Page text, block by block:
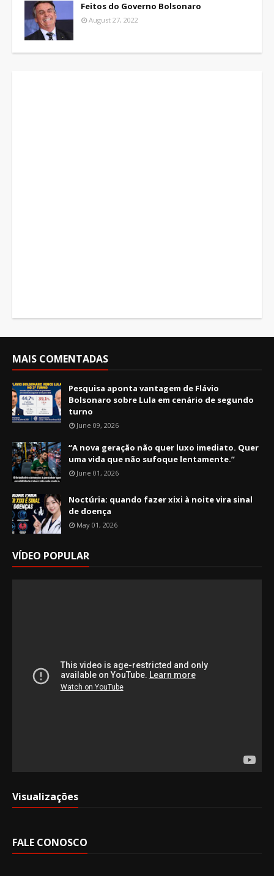
Feitos do Governo Bolsonaro
August 27, 2022
MAIS COMENTADAS
Pesquisa aponta vantagem de Flávio
Bolsonaro sobre Lula em cenário de segundo
turno
June 09, 2026
“A nova geração não quer luxo imediato. Quer
uma vida que não sufoque lentamente.”
June 01, 2026
Noctúria: quando fazer xixi à noite vira sinal
de doença
May 01, 2026
VÍDEO POPULAR
Visualizações
FALE CONOSCO